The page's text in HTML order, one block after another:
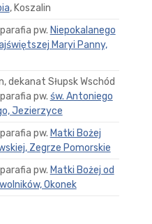
, Koszalin
pw. Niepokalanego
Maryi Panny,
dekanat Słupsk Wschód
pw. św. Antoniego
Jezierzyce
pw. Matki Bożej
Zegrze Pomorskie
pw. Matki Bożej od
Okonek